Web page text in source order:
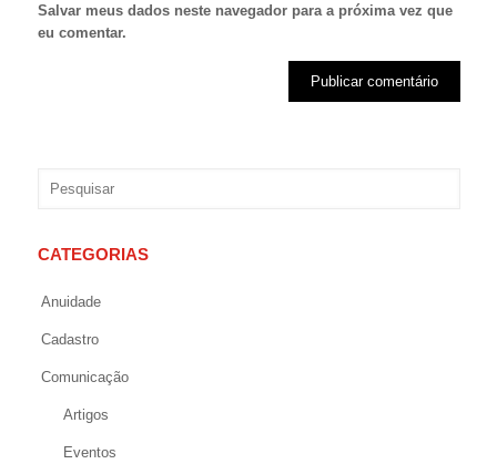
Salvar meus dados neste navegador para a próxima vez que
eu comentar.
CATEGORIAS
Anuidade
Cadastro
Comunicação
Artigos
Eventos